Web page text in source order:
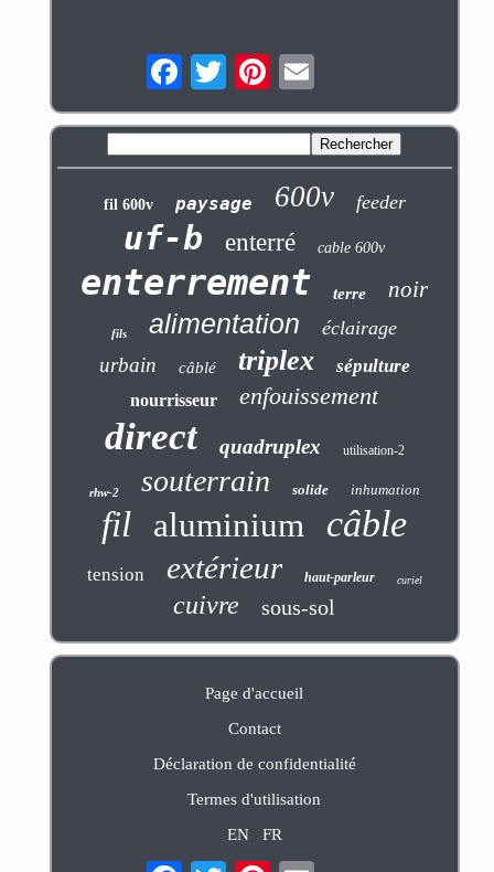
fil 600v paysage 600v feeder
uf-b enterré cable 600v
enterrement terre noir
fils alimentation éclairage
urbain câblé triplex sépulture
nourrisseur enfouissement
direct quadruplex utilisation-2
rhw-2 souterrain solide inhumation
fil aluminium câble
tension extérieur haut-parleur curiel
cuivre sous-sol
Page d'accueil
Contact
Déclaration de confidentialité
Termes d'utilisation
EN
FR